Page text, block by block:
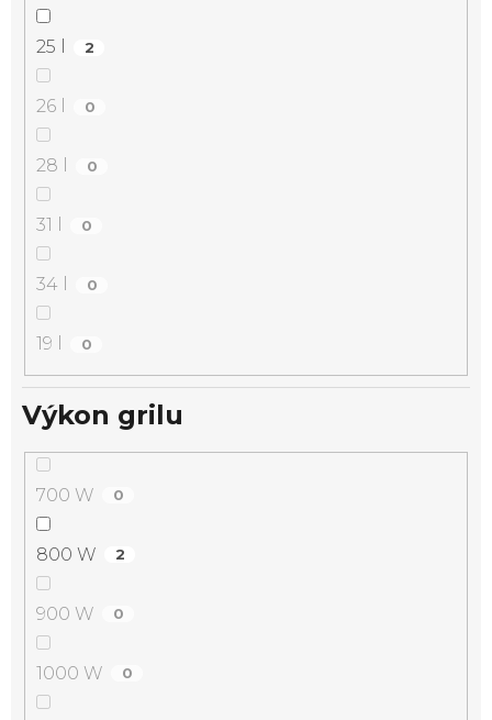
25 l 2
26 l 0
28 l 0
31 l 0
34 l 0
19 l 0
Výkon grilu
700 W 0
800 W 2
900 W 0
1000 W 0